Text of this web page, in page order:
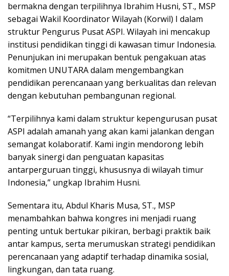
bermakna dengan terpilihnya Ibrahim Husni, ST., MSP
sebagai Wakil Koordinator Wilayah (Korwil) I dalam
struktur Pengurus Pusat ASPI. Wilayah ini mencakup
institusi pendidikan tinggi di kawasan timur Indonesia.
Penunjukan ini merupakan bentuk pengakuan atas
komitmen UNUTARA dalam mengembangkan
pendidikan perencanaan yang berkualitas dan relevan
dengan kebutuhan pembangunan regional.
“Terpilihnya kami dalam struktur kepengurusan pusat
ASPI adalah amanah yang akan kami jalankan dengan
semangat kolaboratif. Kami ingin mendorong lebih
banyak sinergi dan penguatan kapasitas
antarperguruan tinggi, khususnya di wilayah timur
Indonesia,” ungkap Ibrahim Husni.
Sementara itu, Abdul Kharis Musa, ST., MSP
menambahkan bahwa kongres ini menjadi ruang
penting untuk bertukar pikiran, berbagi praktik baik
antar kampus, serta merumuskan strategi pendidikan
perencanaan yang adaptif terhadap dinamika sosial,
lingkungan, dan tata ruang.